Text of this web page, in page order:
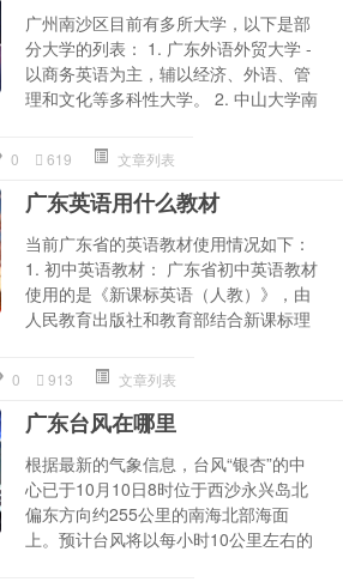
广州南沙区目前有多所大学，以下是部
分大学的列表： 1. 广东外语外贸大学 -
以商务英语为主，辅以经济、外语、管
理和文化等多科性大学。 2. 中山大学南
0 619 文章列表
广东英语用什么教材
当前广东省的英语教材使用情况如下：
1. 初中英语教材： 广东省初中英语教材
使用的是《新课标英语（人教）》，由
人民教育出版社和教育部结合新课标理
0 913 文章列表
广东台风在哪里
根据最新的气象信息，台风“银杏”的中
心已于10月10日8时位于西沙永兴岛北
偏东方向约255公里的南海北部海面
上。预计台风将以每小时10公里左右的